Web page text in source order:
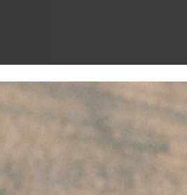
Rowo Flexi Forte
gecombineerd in
dieptewerking
zonder residu
met bijzondere